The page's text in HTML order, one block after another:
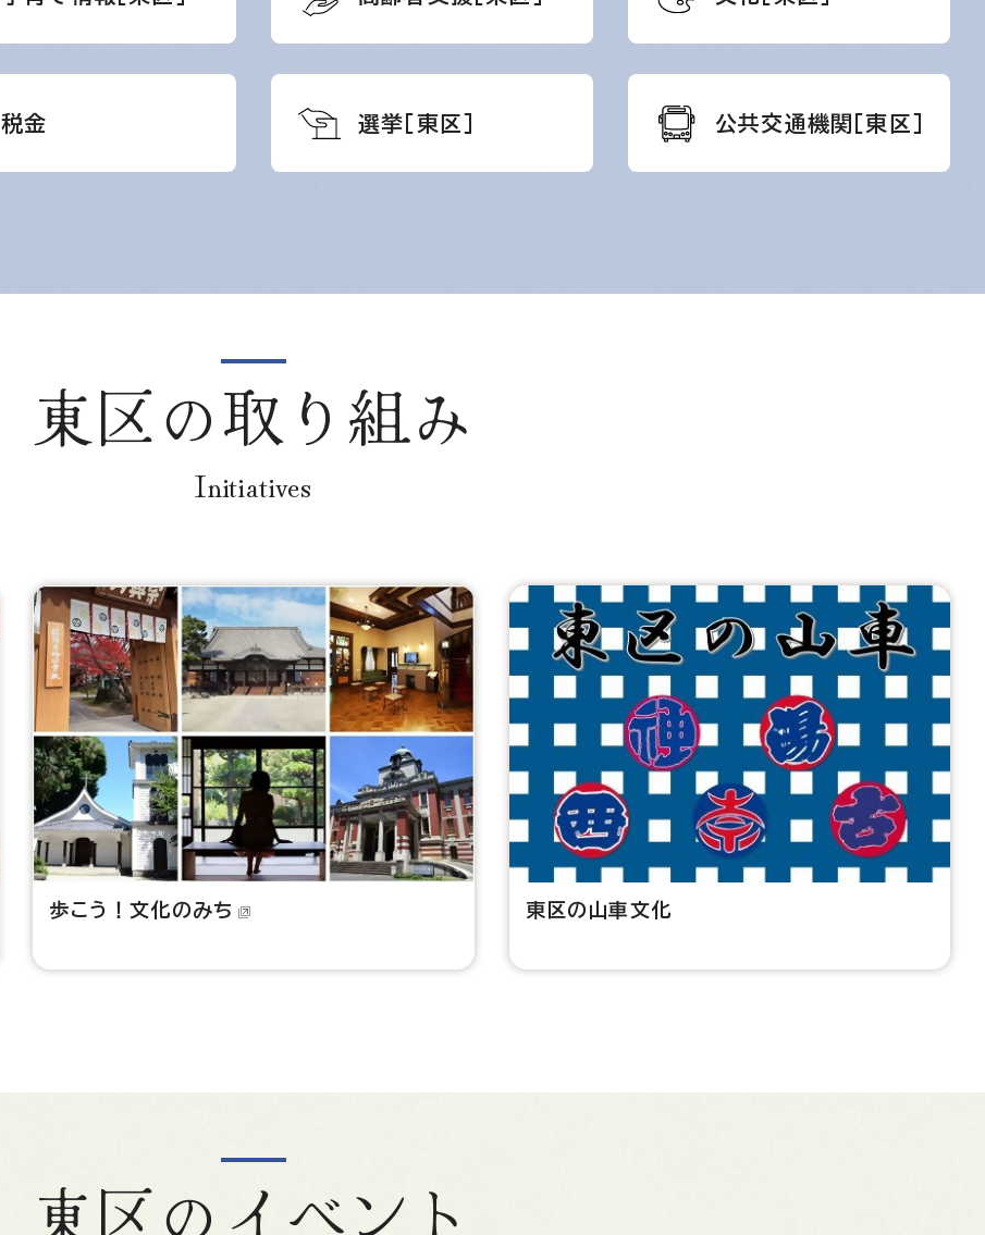
税金 選挙［東区］ 公共交通機関［東区］
東区の取り組み
Initiatives
歩こう！文化のみち 東区の山車文化
東区のイベント